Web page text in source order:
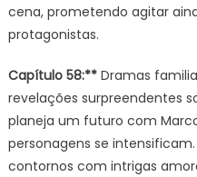
cena, prometendo agitar
protagonistas.
Capítulo 58:**Dramas
revelações surpreendentes
planeja um futuro com
personagens se
contornos com intrigas